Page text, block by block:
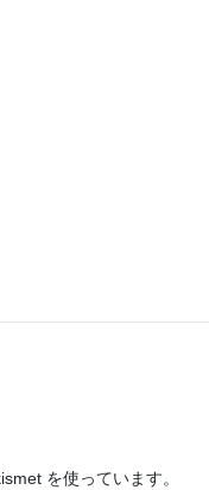
を使っています。